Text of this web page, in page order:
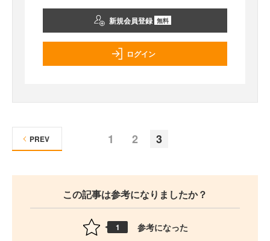
新規会員登録 無料
ログイン
1 2 3
PREV
この記事は参考になりましたか？
1 参考になった